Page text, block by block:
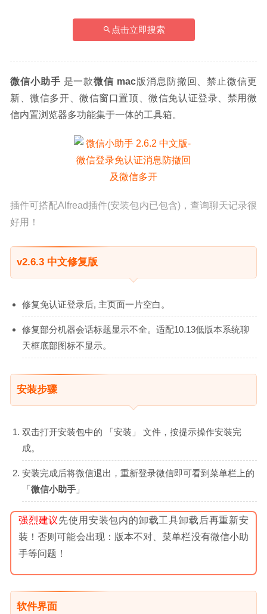
点击立即搜索
微信小助手 是一款微信 mac版消息防撤回、禁止微信更
新、微信多开、微信窗口置顶、微信免认证登录、禁用微
信内置浏览器多功能集于一体的工具箱。
插件可搭配Alfread插件(安装包内已包含)，查询聊天记录很
好用！
v2.6.3 中文修复版
修复免认证登录后, 主页面一片空白。
修复部分机器会话标题显示不全。适配10.13低版本系统聊
天框底部图标不显示。
安装步骤
双击打开安装包中的 「安装」 文件，按提示操作安装完
成。
安装完成后将微信退出，重新登录微信即可看到菜单栏上的
「微信小助手 」
强烈建议先使用安装包内的卸载工具卸载后再重新安
装！否则可能会出现：版本不对、菜单栏没有微信小助
手等问题！
软件界面